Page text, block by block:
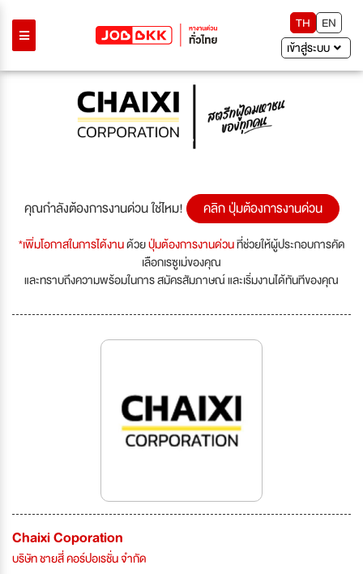
TH
EN
เข้าสู่ระบบ
Previous
คุณกำลังต้องการงานด่วน ใช่ไหม! คลิก ปุ่มต้องการงานด่วน
*เพิ่มโอกาสในการได้งานด้วยปุ่มต้องการงานด่วนที่ช่วยให้ผู้ประกอบการคัด
เลือกเรซูเม่ของคุณ
และทราบถึงความพร้อมในการ สมัครสัมภาษณ์ และเริ่มงานได้ทันทีของคุณ
Chaixi Coporation
บริษัท ชายสี่ คอร์ปอเรชั่น จำกัด